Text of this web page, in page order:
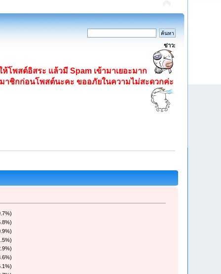
ข่าว:
ห้โพสต์อิสระ แล้วมี Spam เข้ามาเยอะมาก
าชิกก่อนโพสต์นะคะ ขออภัยในความไม่สะดวกค่ะ